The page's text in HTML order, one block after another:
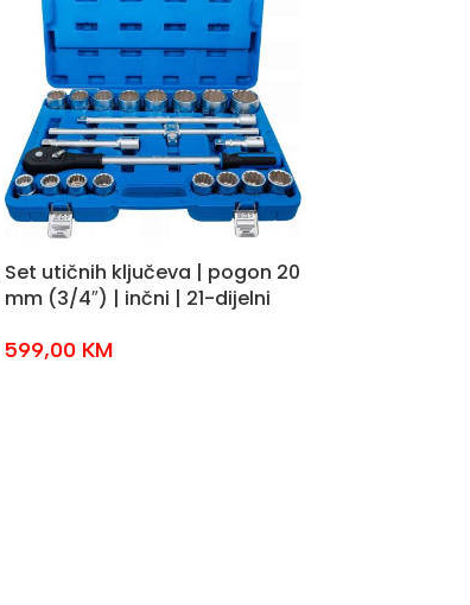
Set utičnih ključeva | pogon 20
mm (3/4″) | inčni | 21-dijelni
599,00 KM